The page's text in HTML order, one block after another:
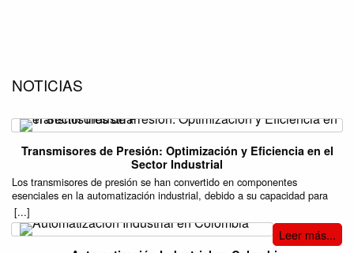
NOTICIAS
Transmisores de Presión: Optimización y Eficiencia en el
Sector Industrial
Los transmisores de presión se han convertido en componentes
esenciales en la automatización industrial, debido a su capacidad para
mejorar la precisión y eficiencia en una variedad de procesos. Estos
dispositivos son responsables de medir la presión de gases o líquidos en
sistemas cerrados, transformando esa información en señales eléctricas
que pueden ser monitoreadas y controladas. Su aplicación se extiende a
[...]
Leer más...